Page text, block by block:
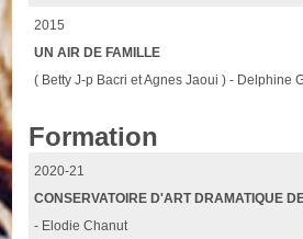
2015
UN AIR DE FAMILLE
( Betty J-p Bacri et Agnes Jaoui ) - Delphine
Formation
2020-21
CONSERVATOIRE D'ART DRAMATIQUE
- Elodie Chanut